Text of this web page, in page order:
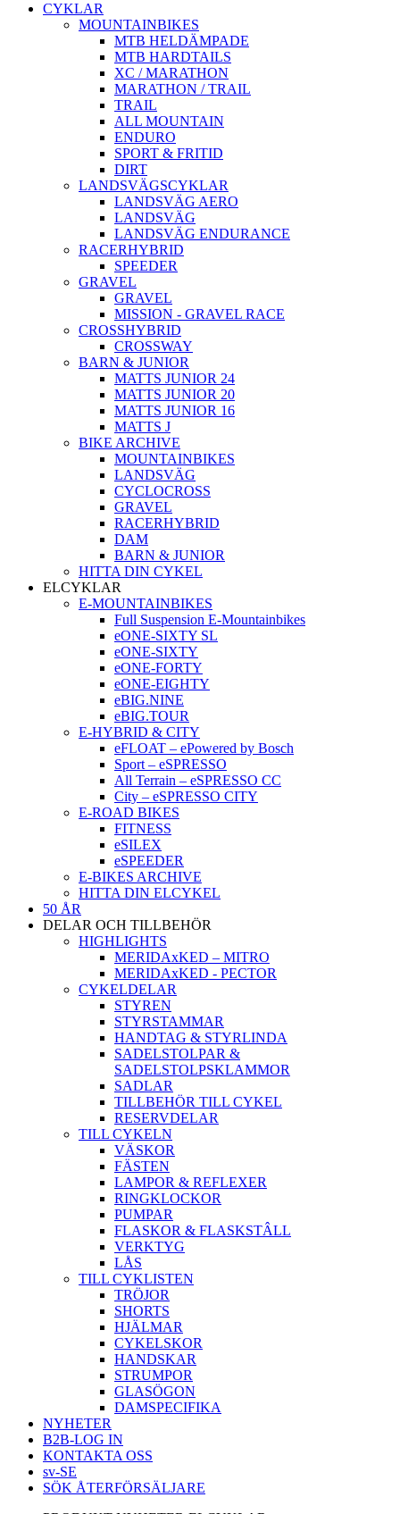
CYKLAR
MOUNTAINBIKES
MTB HELDÄMPADE
MTB HARDTAILS
XC / MARATHON
MARATHON / TRAIL
TRAIL
ALL MOUNTAIN
ENDURO
SPORT & FRITID
DIRT
LANDSVÄGSCYKLAR
LANDSVÄG AERO
LANDSVÄG
LANDSVÄG ENDURANCE
RACERHYBRID
SPEEDER
GRAVEL
GRAVEL
MISSION - GRAVEL RACE
CROSSHYBRID
CROSSWAY
BARN & JUNIOR
MATTS JUNIOR 24
MATTS JUNIOR 20
MATTS JUNIOR 16
MATTS J
BIKE ARCHIVE
MOUNTAINBIKES
LANDSVÄG
CYCLOCROSS
GRAVEL
RACERHYBRID
DAM
BARN & JUNIOR
HITTA DIN CYKEL
ELCYKLAR
E-MOUNTAINBIKES
Full Suspension E-Mountainbikes
eONE-SIXTY SL
eONE-SIXTY
eONE-FORTY
eONE-EIGHTY
eBIG.NINE
eBIG.TOUR
E-HYBRID & CITY
eFLOAT – ePowered by Bosch
Sport – eSPRESSO
All Terrain – eSPRESSO CC
City – eSPRESSO CITY
E-ROAD BIKES
FITNESS
eSILEX
eSPEEDER
E-BIKES ARCHIVE
HITTA DIN ELCYKEL
50 ÅR
DELAR OCH TILLBEHÖR
HIGHLIGHTS
MERIDAxKED – MITRO
MERIDAxKED - PECTOR
CYKELDELAR
STYREN
STYRSTAMMAR
HANDTAG & STYRLINDA
SADELSTOLPAR &
SADELSTOLPSKLAMMOR
SADLAR
TILLBEHÖR TILL CYKEL
RESERVDELAR
TILL CYKELN
VÄSKOR
FÄSTEN
LAMPOR & REFLEXER
RINGKLOCKOR
PUMPAR
FLASKOR & FLASKSTÂLL
VERKTYG
LÅS
TILL CYKLISTEN
TRÖJOR
SHORTS
HJÄLMAR
CYKELSKOR
HANDSKAR
STRUMPOR
GLASÖGON
DAMSPECIFIKA
NYHETER
B2B-LOG IN
KONTAKTA OSS
sv-SE
SÖK ÅTERFÖRSÄLJARE